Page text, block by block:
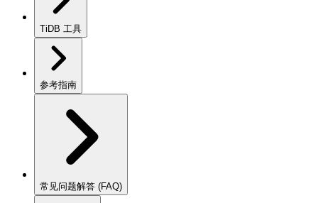
TiDB 工具
参考指南
常见问题解答 (FAQ)